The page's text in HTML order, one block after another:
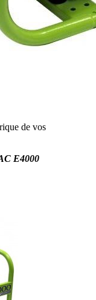
de vos
E4000